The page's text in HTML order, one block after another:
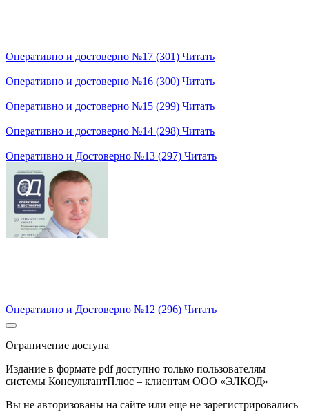
Оперативно и достоверно №17 (301) Читать
Оперативно и достоверно №16 (300) Читать
Оперативно и достоверно №15 (299) Читать
Оперативно и достоверно №14 (298) Читать
Оперативно и Достоверно №13 (297) Читать
Оперативно и Достоверно №12 (296) Читать
Ограничение доступа
Издание в формате pdf доступно только пользователям
системы КонсультантПлюс – клиентам ООО «ЭЛКОД»
Вы не авторизованы на сайте или еще не зарегистрировались